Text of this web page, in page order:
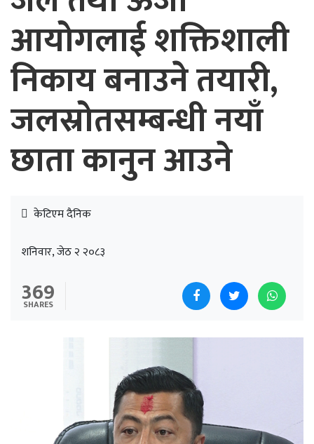
आयोगलाई शक्तिशाली
निकाय बनाउने तयारी,
जलस्रोतसम्बन्धी नयाँ
छाता कानुन आउने
केटिएम दैनिक
शनिवार, जेठ २ २०८३
369
SHARES